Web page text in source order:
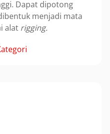
Dapat dipotong
menjadi mata
alat rigging.